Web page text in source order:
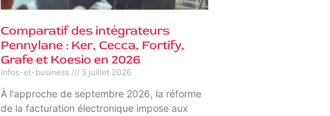
Comparatif des intégrateurs
Pennylane : Ker, Cecca, Fortify,
Grafe et Koesio en 2026
infos-et-business 5 juillet 2026
À l'approche de septembre 2026, la réforme
de la facturation électronique impose aux